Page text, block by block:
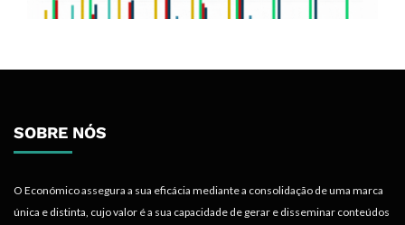
SOBRE NÓS
O Económico assegura a sua eficácia mediante a consolidação de uma marca
única e distinta, cujo valor é a sua capacidade de gerar e disseminar conteúdos